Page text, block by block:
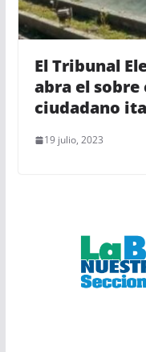
El Tribunal
abra el
ciudadano
19 julio, 2023